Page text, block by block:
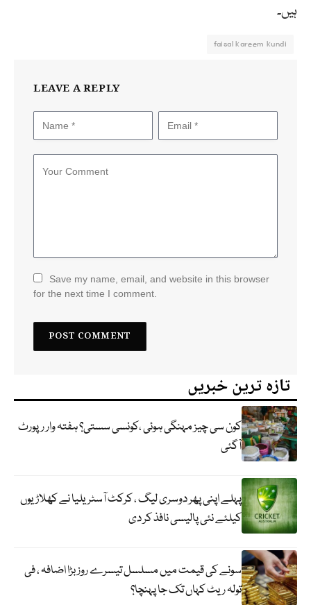
ہیں۔
faisal kareem kundi
LEAVE A REPLY
Save my name, email, and website in this browser
for the next time I comment.
تازہ ترین خبریں
کون سی چیز مہنگی ہوئی ،کونسی سستی؟ ہفتہ وار رپورٹ
آگئی
پہلے اپنی پھر دوسری لیگ ، کرکٹ آسٹریلیا نے کھلاڑیوں
کیلئے نئی پالیسی نافذ کر دی
سونے کی قیمت میں مسلسل تیسرے روز بڑا اضافہ ، فی
تولہ ریٹ کہاں تک جا پہنچا؟